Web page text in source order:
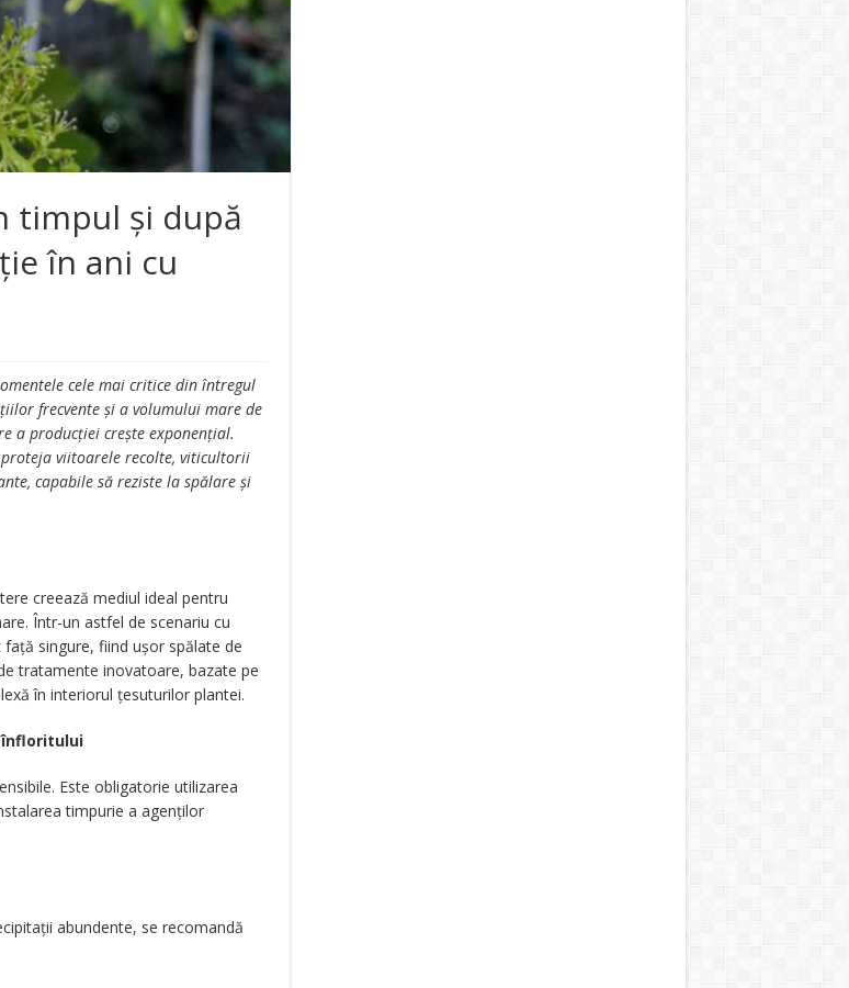
timpul și după
în ani cu
cele mai critice din întregul
frecvente și a volumului mare de
a producției crește exponențial.
viitoarele recolte, viticultorii
capabile să reziste la spălare și
creează mediul ideal pentru
Într-un astfel de scenariu cu
singure, fiind ușor spălate de
tratamente inovatoare, bazate pe
în interiorul țesuturilor plantei.
Este obligatorie utilizarea
timpurie a agenților
abundente, se recomandă